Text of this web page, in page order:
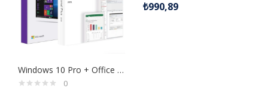
Windows 10 Pro + Office 2019 + Eset Nod 32 Dijital Lisans
0
₺990,89